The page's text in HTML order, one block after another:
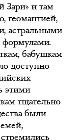
Зари» и там
геомантией,
астральными
бабушкам
доступно
этими
тщательно
были